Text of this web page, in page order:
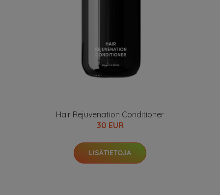
Hair Rejuvenation Conditioner
30 EUR
LISÄTIETOJA